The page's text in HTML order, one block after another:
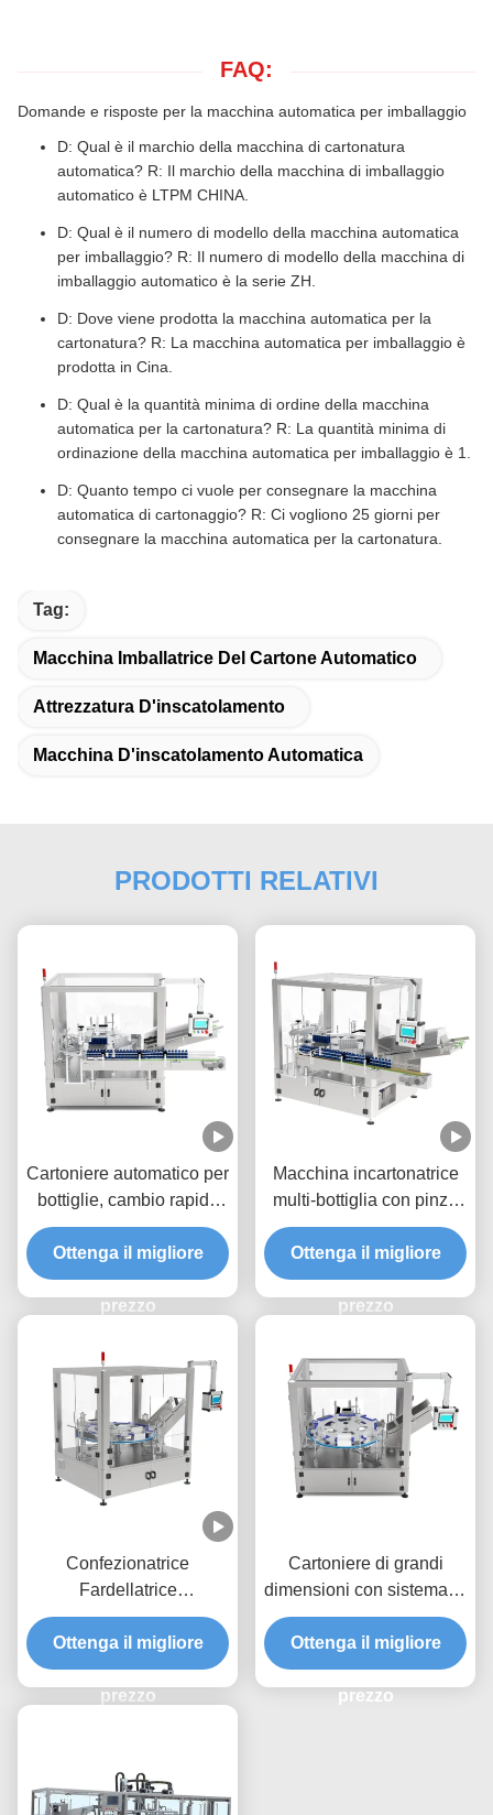
FAQ:
Domande e risposte per la macchina automatica per imballaggio
D: Qual è il marchio della macchina di cartonatura
automatica? R: Il marchio della macchina di imballaggio
automatico è LTPM CHINA.
D: Qual è il numero di modello della macchina automatica
per imballaggio? R: Il numero di modello della macchina di
imballaggio automatico è la serie ZH.
D: Dove viene prodotta la macchina automatica per la
cartonatura? R: La macchina automatica per imballaggio è
prodotta in Cina.
D: Qual è la quantità minima di ordine della macchina
automatica per la cartonatura? R: La quantità minima di
ordinazione della macchina automatica per imballaggio è 1.
D: Quanto tempo ci vuole per consegnare la macchina
automatica di cartonaggio? R: Ci vogliono 25 giorni per
consegnare la macchina automatica per la cartonatura.
Tag:
Macchina Imballatrice Del Cartone Automatico
Attrezzatura D'inscatolamento
Macchina D'inscatolamento Automatica
PRODOTTI RELATIVI
Cartoniere automatico per
bottiglie, cambio rapido
delle piastre di stampo,
movimento laterale
preciso per la cartonatura
ad alta velocità
Ottenga il migliore
prezzo
Macchina incartonatrice
multi-bottiglia con pinze
servoassistite e
deviazione a doppia fila
per un confezionamento
efficiente di vari tipi di
Ottenga il migliore
prezzo
Confezionatrice
Fardellatrice
Personalizzata con
Design a 8 Stazioni e
Sistema di Cambio
Rapido per Imballaggio
Ottenga il migliore
prezzo
Cartoniere di grandi
dimensioni con sistema di
cambio rapido a 8
stazioni per l'imballaggio
rapido di grandi scatole
fino a 200x130 mm
Ottenga il migliore
prezzo